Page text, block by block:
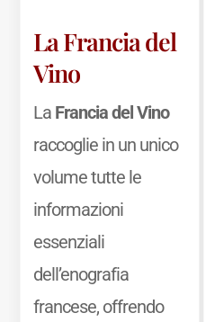
La Francia del
Vino
La Francia del Vino
raccoglie in un unico
volume tutte le
informazioni
essenziali
dell’enografia
francese, offrendo